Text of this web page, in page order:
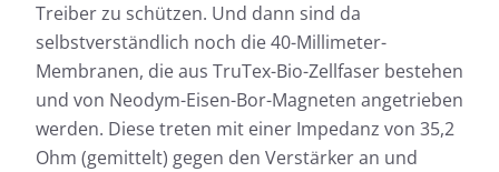
Treiber zu schützen. Und dann sind da
selbstverständlich noch die 40-Millimeter-
Membranen, die aus TruTex-Bio-Zellfaser bestehen
und von Neodym-Eisen-Bor-Magneten angetrieben
werden. Diese treten mit einer Impedanz von 35,2
Ohm (gemittelt) gegen den Verstärker an und